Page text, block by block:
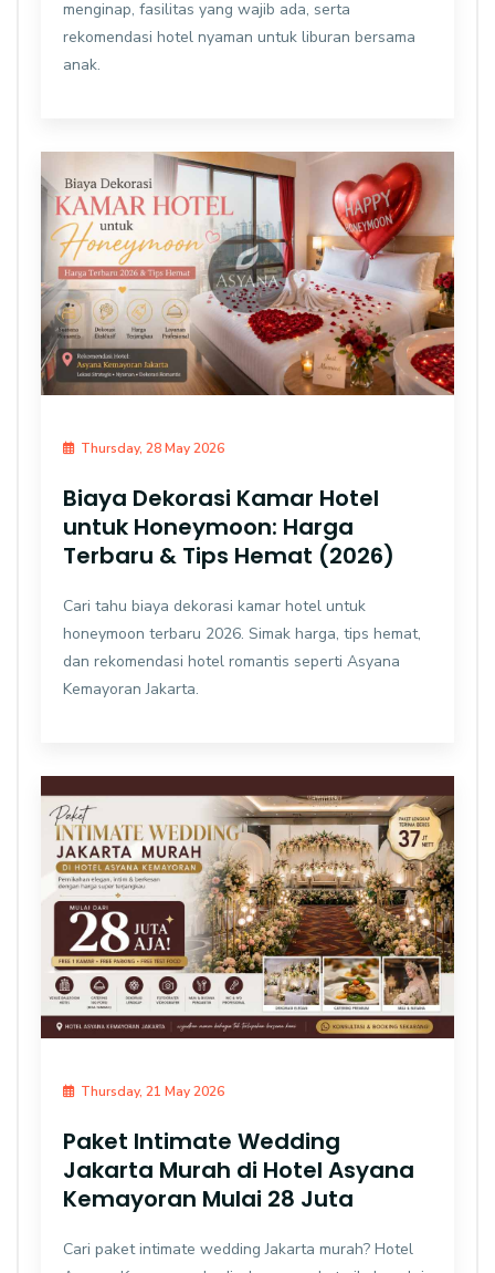
menginap, fasilitas yang wajib ada, serta
rekomendasi hotel nyaman untuk liburan bersama
anak.
Thursday, 28 May 2026
Biaya Dekorasi Kamar Hotel
untuk Honeymoon: Harga
Terbaru & Tips Hemat (2026)
Cari tahu biaya dekorasi kamar hotel untuk
honeymoon terbaru 2026. Simak harga, tips hemat,
dan rekomendasi hotel romantis seperti Asyana
Kemayoran Jakarta.
Thursday, 21 May 2026
Paket Intimate Wedding
Jakarta Murah di Hotel Asyana
Kemayoran Mulai 28 Juta
Cari paket intimate wedding Jakarta murah? Hotel